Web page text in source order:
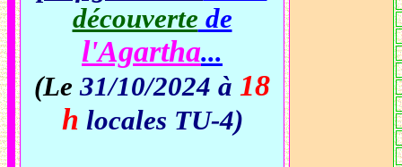
découverte de
l'Agartha...
(Le31/10/2024 à 18
h locales TU-4)